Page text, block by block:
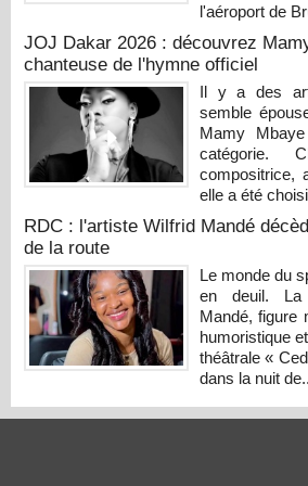
l'aéroport de
JOJ Dakar 2026 : découvrez
chanteuse de l'hymne officiel
Il y a des
semble
Mamy
catégorie.
compositrice,
elle a été
RDC : l'artiste Wilfrid Mandé
de la route
Le monde du
en deuil. La
Mandé, figure
humoristique
théâtrale «
dans la nuit